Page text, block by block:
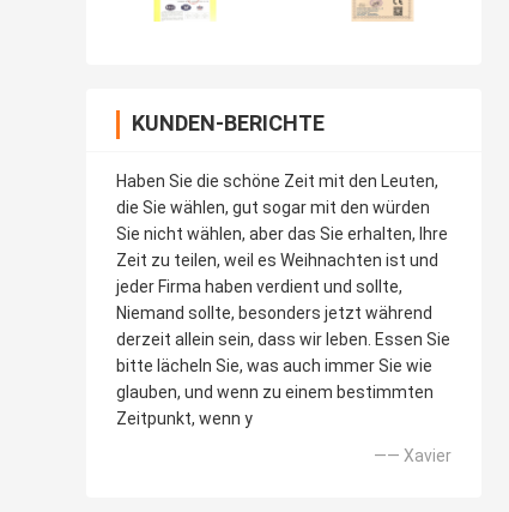
KUNDEN-BERICHTE
Haben Sie die schöne Zeit mit den Leuten,
die Sie wählen, gut sogar mit den würden
Sie nicht wählen, aber das Sie erhalten, Ihre
Zeit zu teilen, weil es Weihnachten ist und
jeder Firma haben verdient und sollte,
Niemand sollte, besonders jetzt während
derzeit allein sein, dass wir leben. Essen Sie
bitte lächeln Sie, was auch immer Sie wie
glauben, und wenn zu einem bestimmten
Zeitpunkt, wenn y
—— Xavier